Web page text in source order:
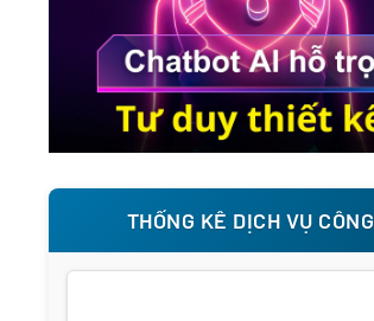
THỐNG KÊ DỊCH VỤ CÔNG